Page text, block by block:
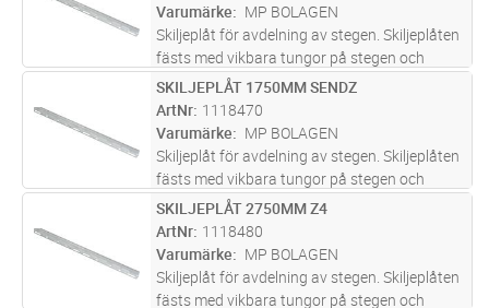
Varumärke
MP BOLAGEN
Skiljeplåt för avdelning av stegen. Skiljeplåten
fästs med vikbara tungor på stegen och
skarvas genom överlappning.
ST Lägg i kundvagn
SKILJEPLÅT 1750MM SENDZ
ArtNr 1118470
Varumärke
MP BOLAGEN
Skiljeplåt för avdelning av stegen. Skiljeplåten
fästs med vikbara tungor på stegen och
skarvas genom överlappning.
ST Lägg i kundvagn
SKILJEPLÅT 2750MM Z4
ArtNr 1118480
Varumärke
MP BOLAGEN
Skiljeplåt för avdelning av stegen. Skiljeplåten
fästs med vikbara tungor på stegen och